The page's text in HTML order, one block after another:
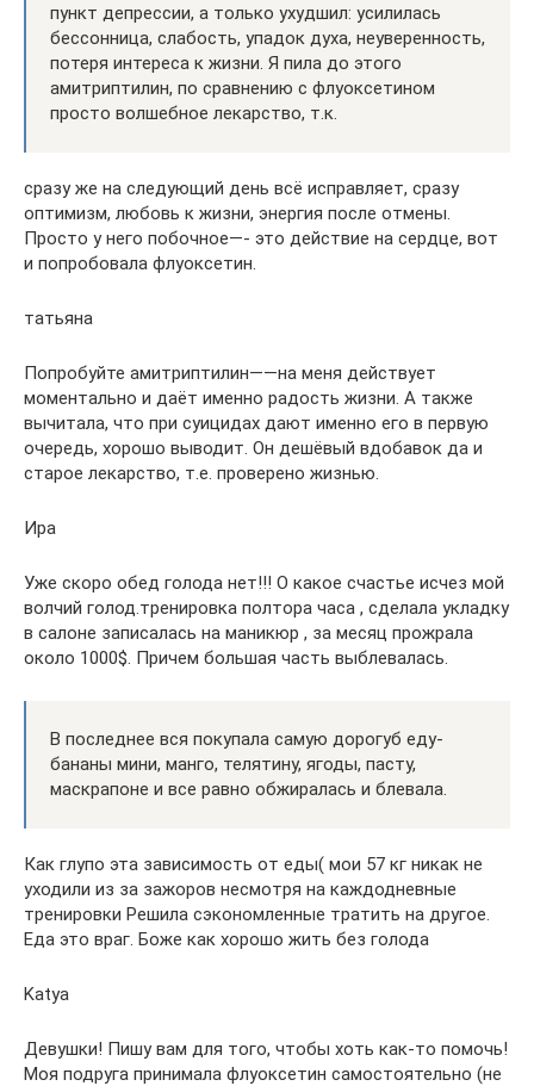
пункт депрессии, а только ухудшил: усилилась
бессонница, слабость, упадок духа, неуверенность,
потеря интереса к жизни. Я пила до этого
амитриптилин, по сравнению с флуоксетином
просто волшебное лекарство, т.к.
сразу же на следующий день всё исправляет, сразу
оптимизм, любовь к жизни, энергия после отмены.
Просто у него побочное—- это действие на сердце, вот
и попробовала флуоксетин.
татьяна
Попробуйте амитриптилин——на меня действует
моментально и даёт именно радость жизни. А также
вычитала, что при суицидах дают именно его в первую
очередь, хорошо выводит. Он дешёвый вдобавок да и
старое лекарство, т.е. проверено жизнью.
Ира
Уже скоро обед голода нет!!! О какое счастье исчез мой
волчий голод.тренировка полтора часа , сделала укладку
в салоне записалась на маникюр , за месяц прожрала
около 1000$. Причем большая часть выблевалась.
В последнее вся покупала самую дорогуб еду-
бананы мини, манго, телятину, ягоды, пасту,
маскрапоне и все равно обжиралась и блевала.
Как глупо эта зависимость от еды( мои 57 кг никак не
уходили из за зажоров несмотря на каждодневные
тренировки Решила сэкономленные тратить на другое.
Еда это враг. Боже как хорошо жить без голода
Katya
Девушки! Пишу вам для того, чтобы хоть как-то помочь!
Моя подруга принимала флуоксетин самостоятельно (не